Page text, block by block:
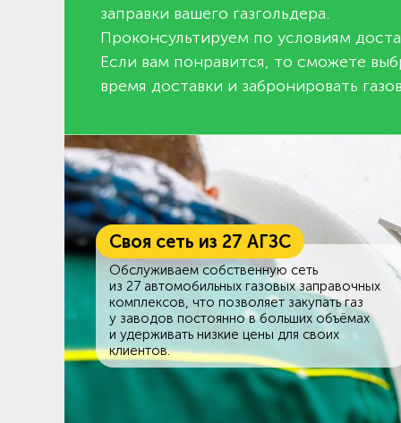
заправки вашего газгольдера.
Проконсультируем по условиям
Если вам понравится, то сможете
время доставки и забронировать
Своя сеть из 27 АГЗС
Обслуживаем собственную сеть
из 27 автомобильных газовых заправочных
комплексов, что позволяет закупать газ
у заводов постоянно в больших объёмах
и удерживать низкие цены для своих
клиентов.